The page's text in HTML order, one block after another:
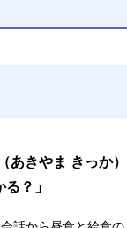
あきやま きっか）
？」